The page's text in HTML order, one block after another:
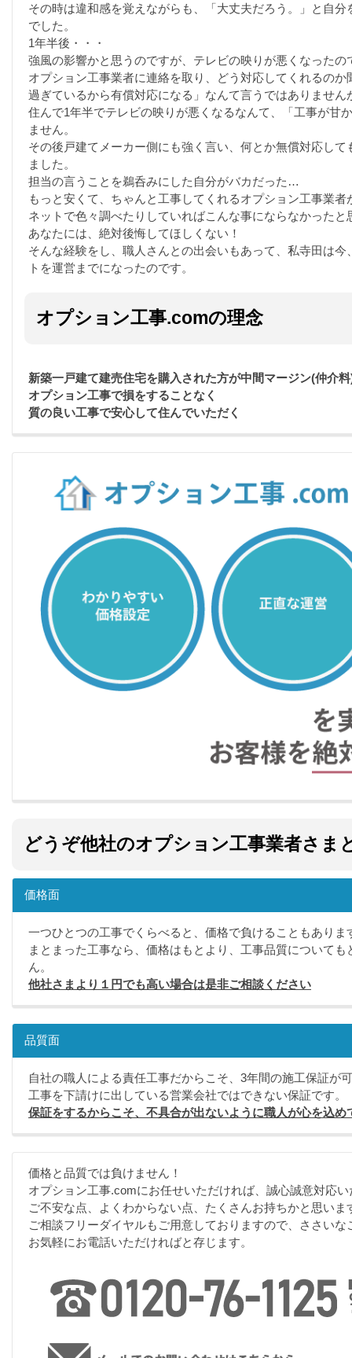
その時は違和感を覚えながらも、「大丈夫だろう。」と自
でした。
1年半後・・・
強風の影響かと思うのですが、テレビの映りが悪くなったの
オプション工事業者に連絡を取り、どう対応してくれるの
過ぎているから有償対応になる」なんて言うではありません
住んで1年半でテレビの映りが悪くなるなんて、「工事が甘
ません。
その後戸建てメーカー側にも強く言い、何とか無償対応し
ました。
担当の言うことを鵜呑みにした自分がバカだった…
もっと安くて、ちゃんと工事してくれるオプション工事業
ネットで色々調べたりしていればこんな事にならなかった
あなたには、絶対後悔してほしくない！
そんな経験をし、職人さんとの出会いもあって、私寺田は
トを運営までになったのです。
オプション工事.comの理念
新築一戸建て建売住宅を購入された方が中間マージン(仲介
オプション工事で損をすることなく
質の良い工事で安心して住んでいただく
どうぞ他社のオプション工事業者さま
価格面
一つひとつの工事でくらべると、価格で負けることもありま
まとまった工事なら、価格はもとより、工事品質について
ん。
他社さまより１円でも高い場合は是非ご相談ください
品質面
自社の職人による責任工事だからこそ、3年間の施工保証が
工事を下請けに出している営業会社ではできない保証です。
保証をするからこそ、不具合が出ないように職人が心を込め
価格と品質では負けません！
オプション工事.comにお任せいただければ、誠心誠意対応
ご不安な点、よくわからない点、たくさんお持ちかと思いま
ご相談フリーダイヤルもご用意しておりますので、ささい
お気軽にお電話いただければと存じます。